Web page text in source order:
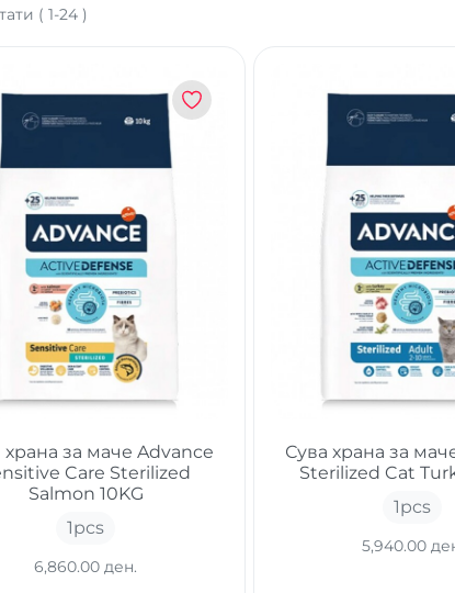
( 1-24)
храна за маче Advance
Care Sterilized
Salmon 10KG
1pcs
6,860.00 ден.
Сува храна за
Sterilized Cat
1pcs
5,940.00